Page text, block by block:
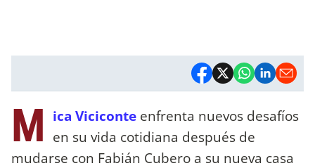
M ica Viciconte enfrenta nuevos desafíos
en su vida cotidiana después de
mudarse con Fabián Cubero a su nueva casa